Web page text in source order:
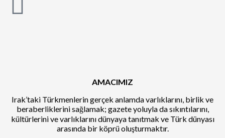
AMACIMIZ
Irak’taki Türkmenlerin gerçek anlamda varlıklarını, birlik ve
beraberliklerini sağlamak; gazete yoluyla da sıkıntılarını,
kültürlerini ve varlıklarını dünyaya tanıtmak ve Türk dünyası
arasında bir köprü oluşturmaktır.